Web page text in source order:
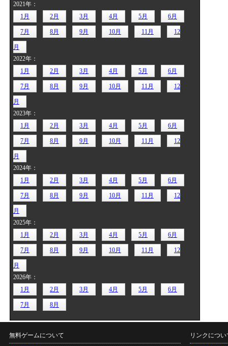
2021年：
1月
2月 3月 4月 5月 6月
7月 8月 9月 10月 11月 12
月
2022年：
1月
2月 3月 4月 5月 6月
7月 8月 9月 10月 11月 12
月
2023年：
1月
2月 3月 4月 5月 6月
7月 8月 9月 10月 11月 12
月
2024年：
1月
2月 3月 4月 5月 6月
7月 8月 9月 10月 11月 12
月
2025年：
1月
2月 3月 4月 5月 6月
7月 8月 9月 10月 11月 12
月
2026年：
1月
2月 3月 4月 5月 6月
7月 8月
無料ゲームについて リンクについ